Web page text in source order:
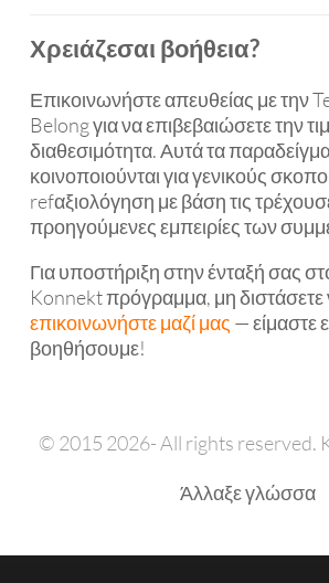
Χρειάζεσαι βοήθεια?
Επικοινωνήστε απευθείας με την
Belong για να επιβεβαιώσετε την
διαθεσιμότητα. Αυτά τα
κοινοποιούνται για γενικούς
refαξιολόγηση με βάση τις
προηγούμενες εμπειρίες των
Για υποστήριξη στην ένταξή σας
Konnekt πρόγραμμα, μη διστάσετε
επικοινωνήστε μαζί μας — είμαστε
βοηθήσουμε!
© 2015 2026- All rights reserved.
Άλλαξε γλώσσα